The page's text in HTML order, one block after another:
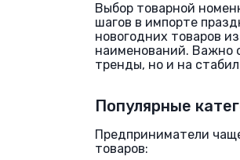
Выбор товарной
шагов в импорте
новогодних товаров
наименований. Важно
тренды, но и на
Популярные
Предприниматели
товаров: